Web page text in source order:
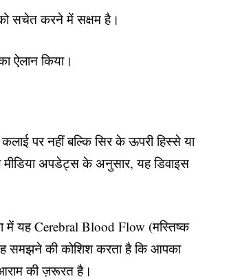
सचेत करने में सक्षम है।
ऐलान किया।
पर नहीं बल्कि सिर के ऊपरी हिस्से या
मीडिया अपडेट्स के अनुसार, यह डिवाइस
में यह Cerebral Blood Flow (मस्तिष्क
समझने की कोशिश करता है कि आपका
की ज़रूरत है।